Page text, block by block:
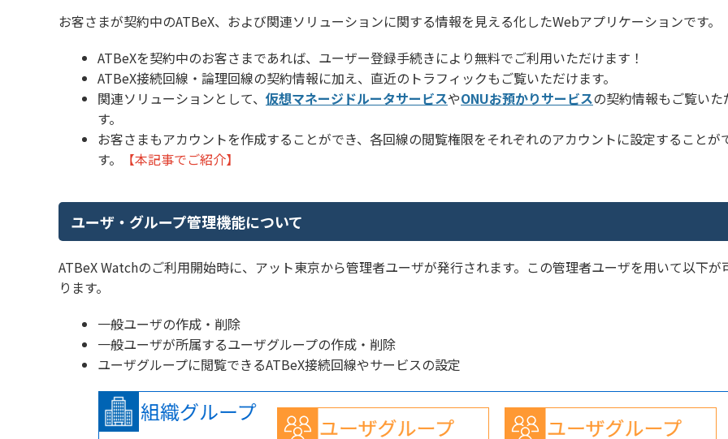
お客さまが契約中のATBeX、および関連ソリューションに関する情報を見える化したWebアプリケーションです。
ATBeXを契約中のお客さまであれば、ユーザー登録手続きにより無料でご利用いただけます！
ATBeX接続回線・論理回線の契約情報に加え、直近のトラフィックもご覧いただけます。
関連ソリューションとして、 仮想マネージドルータサービスやONUお預かりサービスの契約情報もご覧いた
す。
お客さまもアカウントを作成することができ、各回線の閲覧権限をそれぞれのアカウントに設定することが
す。
【本記事でご紹介】
ユーザ・グループ管理機能について
ATBeX Watchのご利用開始時に、アット東京から管理者ユーザが発行されます。この管理者ユーザを用いて以下が
ります。
一般ユーザの作成・削除
一般ユーザが所属するユーザグループの作成・削除
ユーザグループに閲覧できるATBeX接続回線やサービスの設定